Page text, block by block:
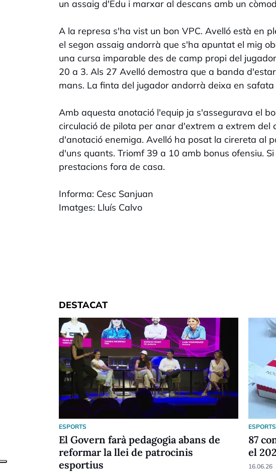
un assaig d'Edu i marxar al descans amb un
A la represa s'ha vist un bon VPC. Avelló està en
el segon assaig andorrà que s'ha apuntat el mig
una cursa imparable des de camp propi del
20 a 3. Als 27 Avelló demostra que a banda
mans. La finta del jugador andorrà deixa en
Amb aquesta anotació l'equip ja s'assegurava el
circulació de pilota per anar d'extrem a extrem
d'anotació enemiga. Avelló ha posat la cirereta al
d'uns quants. Triomf 39 a 10 amb bonus ofensiu.
prestacions fora de casa.
Informa: Cesc Sanjuan
Imatges: Lluís Calvo
DESTACAT
ESPORTS
El Govern farà pedagogia abans de
reformar la llei de patrocinis
esportius
ESPORTS
87
el
16.06.26